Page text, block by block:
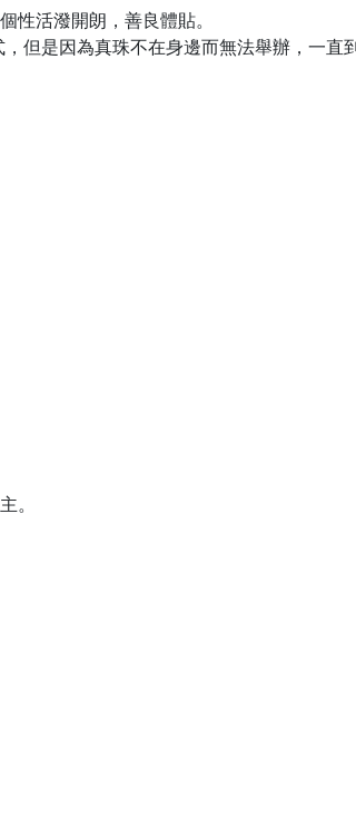
性活潑開朗，善良體貼。
但是因為真珠不在身邊而無法舉辦，一直
。